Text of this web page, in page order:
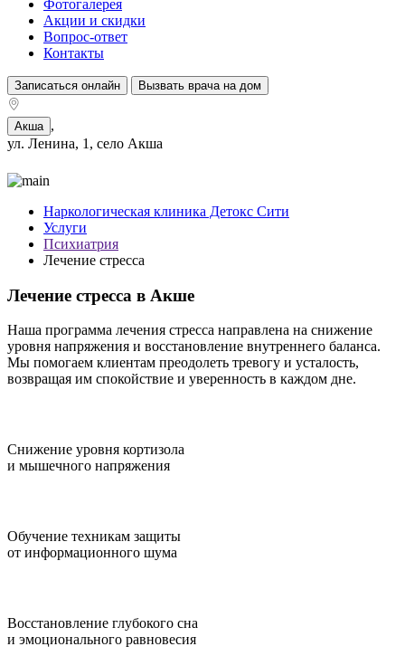
Фотогалерея
Акции и скидки
Вопрос-ответ
Контакты
Записаться онлайн Вызвать врача на дом
Акша ,
ул. Ленина, 1, село Акша
Наркологическая клиника Детокс Сити
Услуги
Психиатрия
Лечение стресса
Лечение стресса в Акше
Наша программа лечения стресса направлена на снижение
уровня напряжения и восстановление внутреннего баланса.
Мы помогаем клиентам преодолеть тревогу и усталость,
возвращая им спокойствие и уверенность в каждом дне.
Снижение уровня кортизола
и мышечного напряжения
Обучение техникам защиты
от информационного шума
Восстановление глубокого сна
и эмоционального равновесия